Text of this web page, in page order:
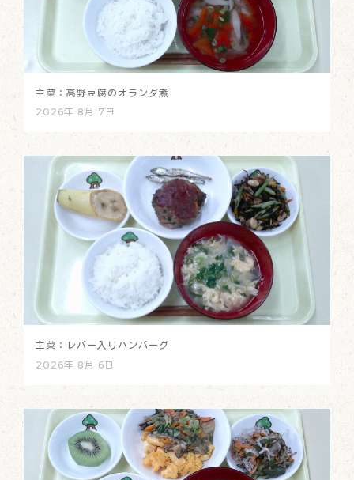
主菜：高野豆腐のオランダ煮
2026年 8月 7日
主菜：レバー入りハンバーグ
2026年 8月 6日